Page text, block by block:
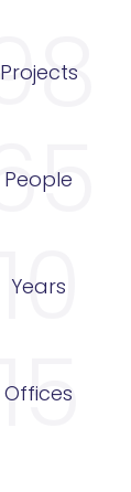
98
Projects
65
People
10
Years
15
Offices